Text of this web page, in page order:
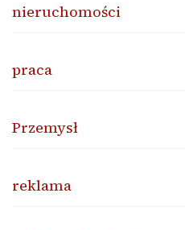
nieruchomości
praca
Przemysł
reklama